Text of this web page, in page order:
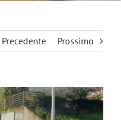
Precedente Prossimo